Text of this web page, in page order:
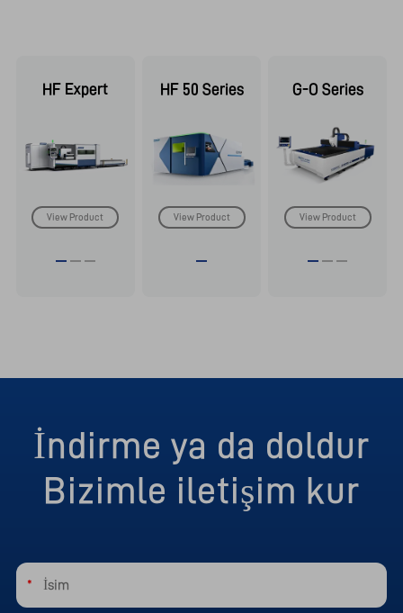
HF Expert
View Product
HF 50 Series
View Product
G-O Series
View Product
İndirme ya da doldur
Bizimle iletişim kur
*